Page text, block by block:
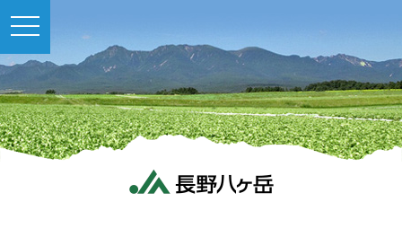
toggle
navigation